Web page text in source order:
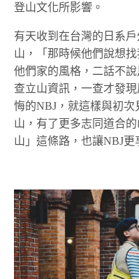
登山文化所影響。
有天收到在台灣的日系
山，「那時候他們說想
他們家的風格，二話不
查立山資訊，一查才發
悔的NBJ，就這樣與初
山，有了更多志同道合
山」這條路，也讓NBJ更